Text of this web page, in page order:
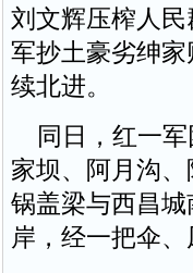
刘文辉压榨人
军抄土豪劣绅
续北进。
同日，红一军
家坝、阿月沟
锅盖梁与西昌
岸，经一把伞、